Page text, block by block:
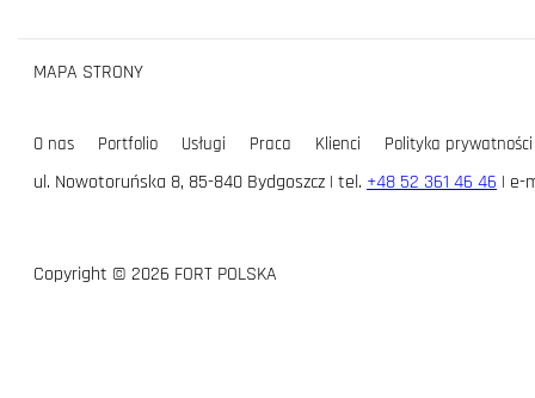
MAPA STRONY
O nas Portfolio Usługi Praca Klienci
Polityka prywatności
ul. Nowotoruńska 8, 85-840 Bydgoszcz | tel. +48 52 361 46 46 | e-
Copyright © 2026 FORT POLSKA